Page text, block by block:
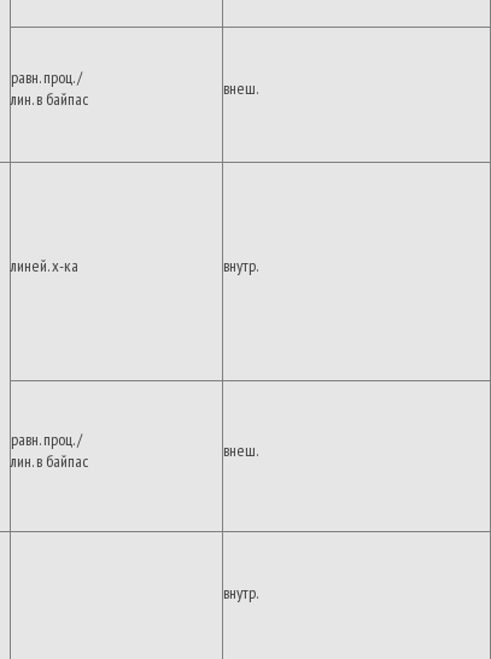
равн. проц. /
лин. в байпас
внеш.
линей. х-ка внутр.
равн. проц. /
лин. в байпас
внеш.
внутр.